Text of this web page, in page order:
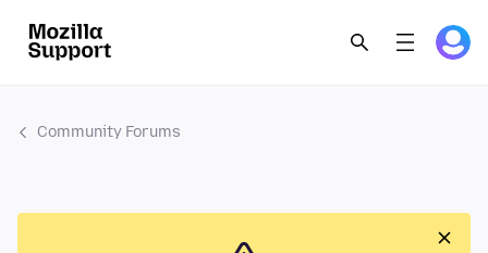
Community Forums